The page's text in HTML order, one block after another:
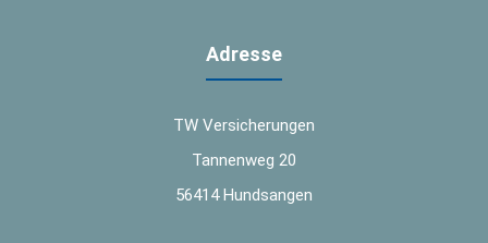
Adresse
TW Versicherungen
Tannenweg 20
56414 Hundsangen